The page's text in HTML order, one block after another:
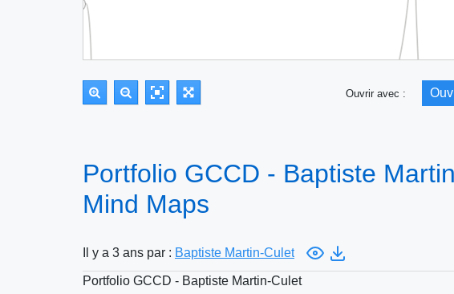
Ouvrir avec :
Portfolio GCCD - Baptiste
Mind Maps
Il y a 3 ans par : Baptiste Martin-Culet
Portfolio GCCD - Baptiste Martin-Culet